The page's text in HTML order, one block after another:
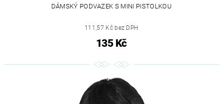
DÁMSKÝ PODVAZEK S MINI PISTOLKOU
111,57 Kč bez DPH
135 Kč